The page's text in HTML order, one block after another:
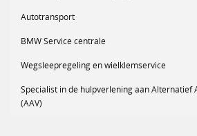
Autotransport
BMW Service centrale
Wegsleepregeling en wielklemservice
Specialist in de hulpverlening aan Alternatief
(AAV)